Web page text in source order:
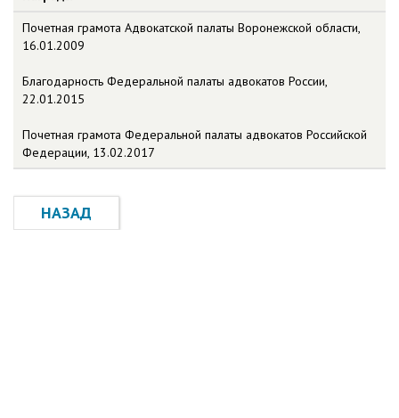
Почетная грамота Адвокатской палаты Воронежской области,
16.01.2009
Благодарность Федеральной палаты адвокатов России,
22.01.2015
Почетная грамота Федеральной палаты адвокатов Российской
Федерации, 13.02.2017
НАЗАД